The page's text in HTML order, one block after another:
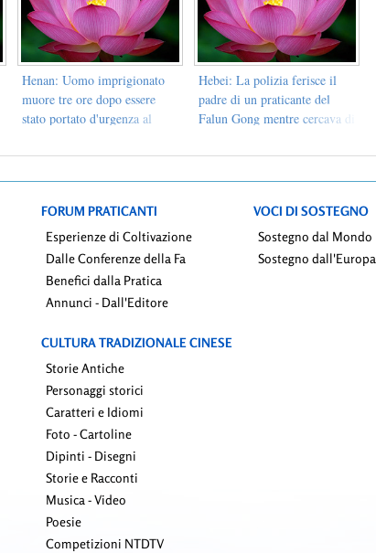
Henan: Uomo imprigionato
muore tre ore dopo essere
stato portato d'urgenza al
Hebei: La polizia ferisce il
padre di un praticante del
Falun Gong mentre cercava di
figlio
FORUM PRATICANTI
Esperienze di Coltivazione
Dalle Conferenze della Fa
Benefici dalla Pratica
Annunci - Dall'Editore
CULTURA TRADIZIONALE CINESE
Storie Antiche
Personaggi storici
Caratteri e Idiomi
Foto - Cartoline
Dipinti - Disegni
Storie e Racconti
Musica - Video
Poesie
Competizioni NTDTV
VOCI DI SOSTEGNO
Sostegno dal Mondo
Sostegno dall'Europa